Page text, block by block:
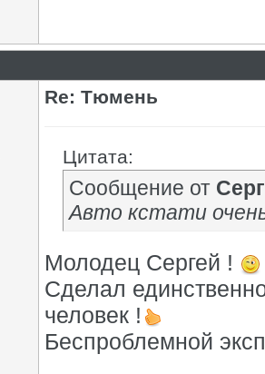
Re: Тюмень
Цитата:
Сообщение от
Авто кстати
Молодец Сергей !
Сделал
человек !
Беспроблемной